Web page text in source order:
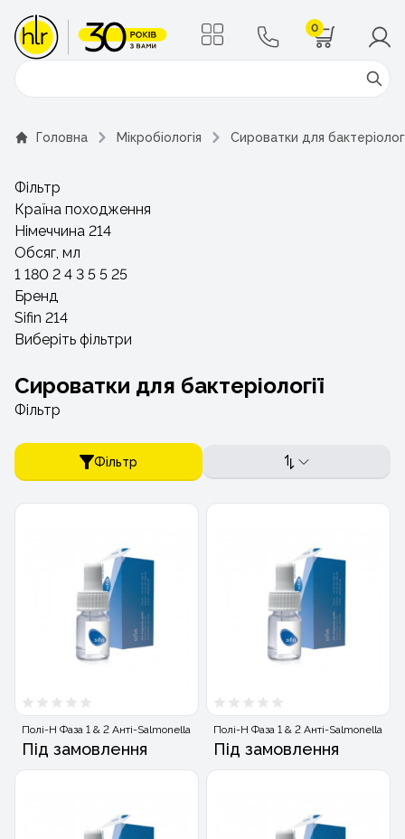
0
Поиск
Головна Мікробіологія Сироватки для
Фільтр
Країна походження
Німеччина 214
Обсяг, мл
1 180 2 4 3 5 5 25
Бренд
Sifin 214
Виберіть фільтри
Сироватки для бактеріології
Фільтр
Фільтр
Полі-H Фаза 1 & 2 Анті-Salmonella
Під замовлення
Полі-H Фаза 1 & 2 Анті-Salmonella
Під замовлення